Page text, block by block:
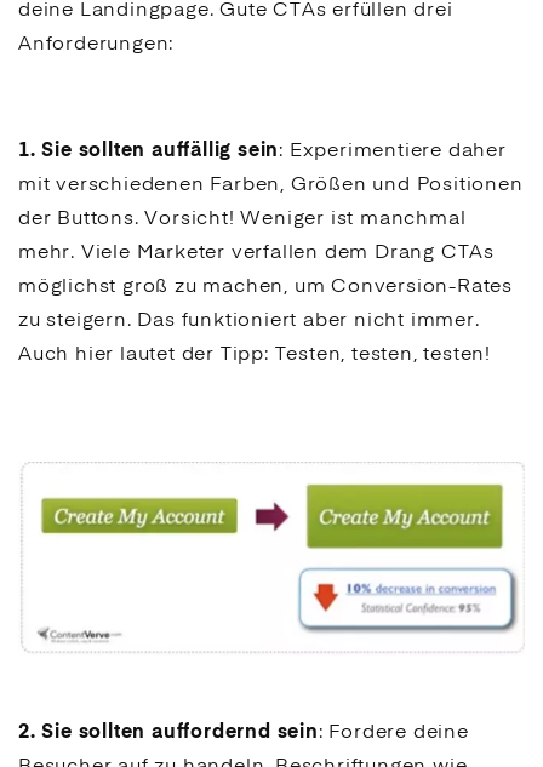
deine Landingpage. GuteCTAs erfüllen drei
Anforderungen:
1. Sie sollten auffällig sein: Experimentiere daher
mit verschiedenen Farben, Größen und Positionen
der Buttons. Vorsicht! Weniger ist manchmal
mehr. Viele Marketer verfallen dem Drang CTAs
möglichst groß zu machen, umConversion-Rates
zu steigern. Das funktioniert aber nicht immer.
Auch hier lautet der Tipp: Testen, testen, testen!
2. Sie sollten auffordernd sein: Fordere deine